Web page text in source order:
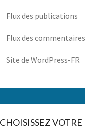
Flux des publications
Flux des commentaires
Site de WordPress-FR
CHOISISSEZ VOTRE